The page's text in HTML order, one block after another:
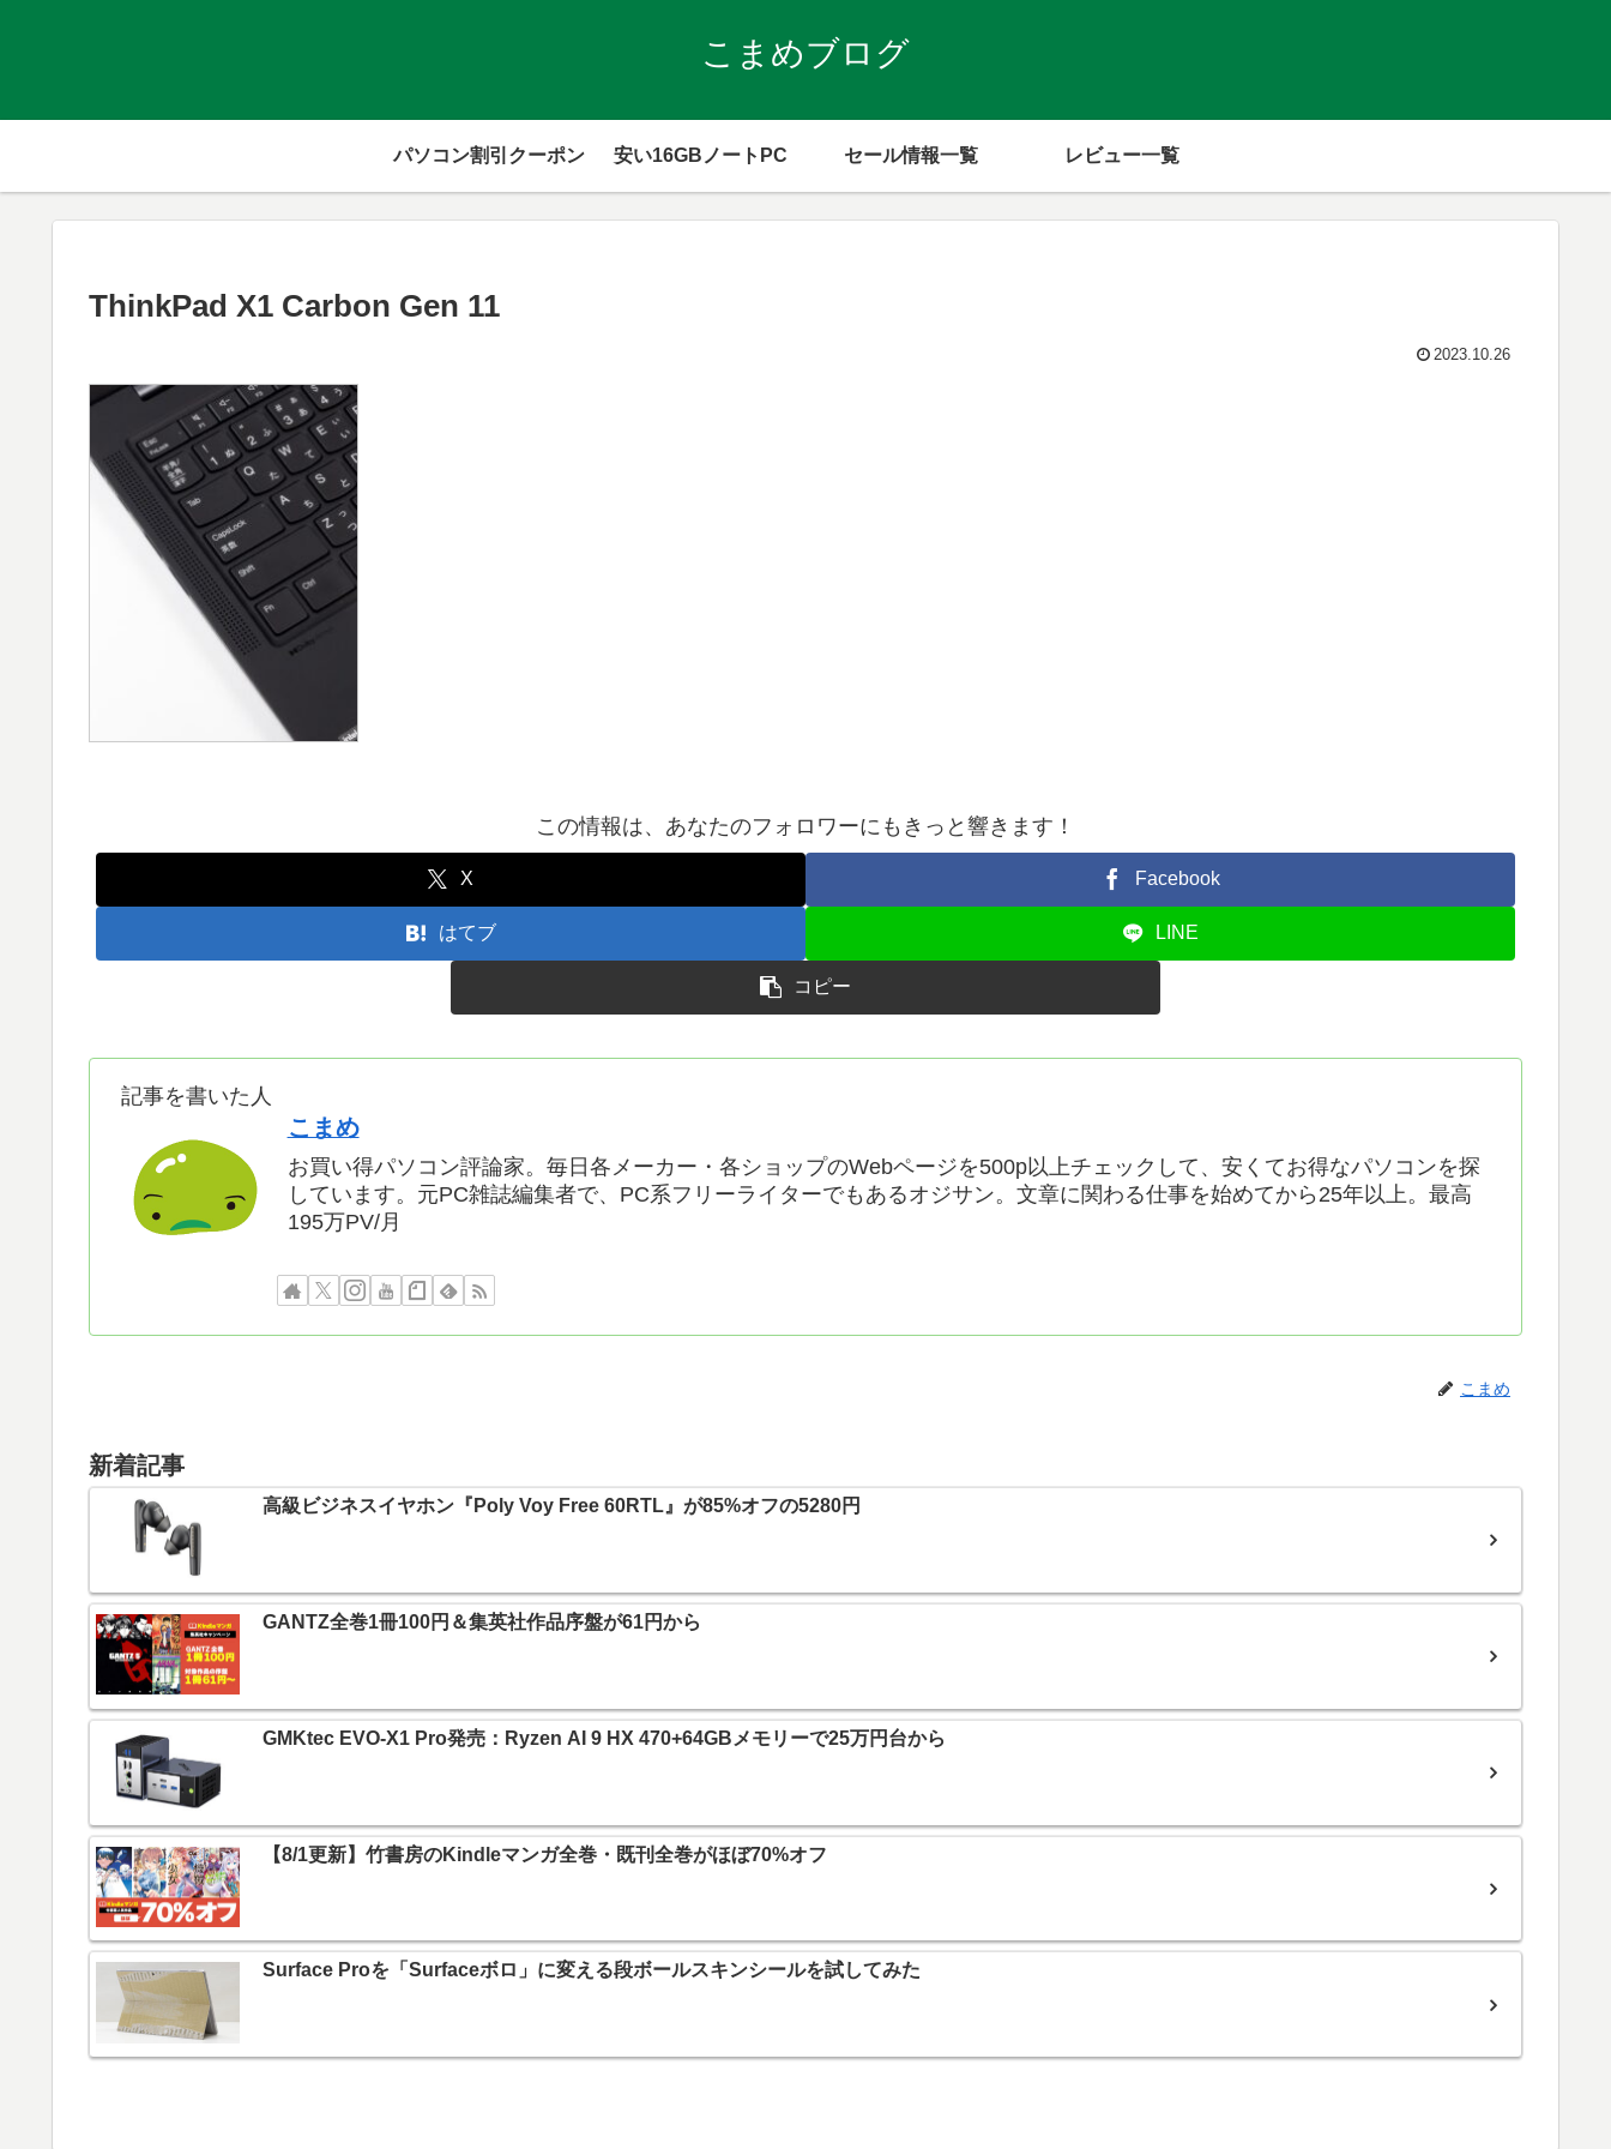
こまめブログ
パソコン割引クーポン 安い16GBノートPC セール情報一覧 レビュー一覧
ThinkPad X1 Carbon Gen 11
2023.10.26
この情報は、あなたのフォロワーにもきっと響きます！
X Facebook
はてブ LINE
コピー
記事を書いた人
こまめ
お買い得パソコン評論家。毎日各メーカー・各ショップのWebページを500p以上チェックして、安くてお得なパソコンを探
しています。元PC雑誌編集者で、PC系フリーライターでもあるオジサン。文章に関わる仕事を始めてから25年以上。最高
195万PV/月
こまめ
新着記事
高級ビジネスイヤホン『Poly Voy Free 60RTL』が85%オフの5280円
GANTZ全巻1冊100円＆集英社作品序盤が61円から
GMKtec EVO-X1 Pro発売：Ryzen AI 9 HX 470+64GBメモリーで25万円台から
【8/1更新】竹書房のKindleマンガ全巻・既刊全巻がほぼ70%オフ
Surface Proを「Surfaceボロ」に変える段ボールスキンシールを試してみた